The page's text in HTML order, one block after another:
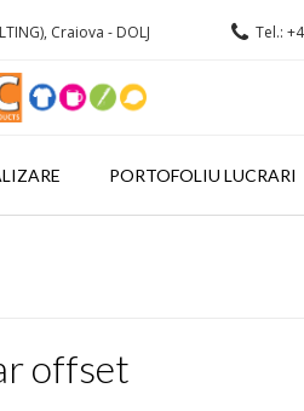
Craiova - DOLJ Tel.:
PORTOFOLIU LUCRARI
offset